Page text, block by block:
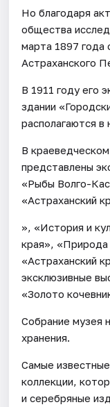
Но благодаря
общества
марта 1897 года
Астраханского
В 1911 году его
здании
располагаются
В
представлены
«Рыбы Волго-
«Астраханский
», «История и
края», «Природа
«Астраханский
эксклюзивные
«Золото
Собрание музея
хранения.
Самые
коллекции,
и серебряные